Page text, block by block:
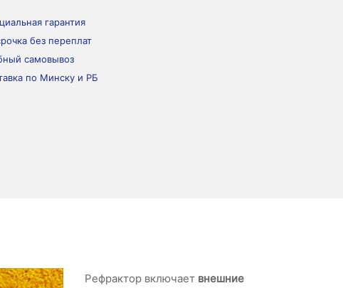
гарантия
без переплат
самовывоз
по Минску и РБ
Рефрактор включает внешние